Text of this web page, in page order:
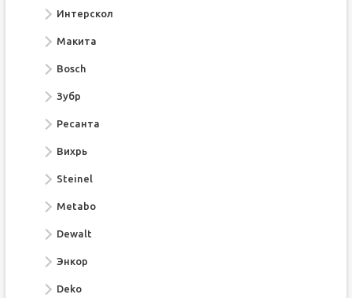
Интерскол
Макита
Bosch
Зубр
Ресанта
Вихрь
Steinel
Metabo
Dewalt
Энкор
Deko